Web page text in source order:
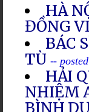
HÀ
ĐỒNG
BÁC
TÙ --
HẢI
NHIỆM
BÌNH